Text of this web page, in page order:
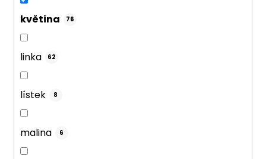
květina 76
linka 62
lístek 8
malina 6